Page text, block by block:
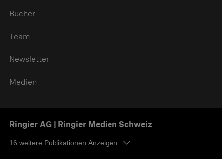
Bücher
Team
Newsletter
Medien
Ringier AG | Ringier Medien Schweiz
16 weitere Publikationen Anzeigen